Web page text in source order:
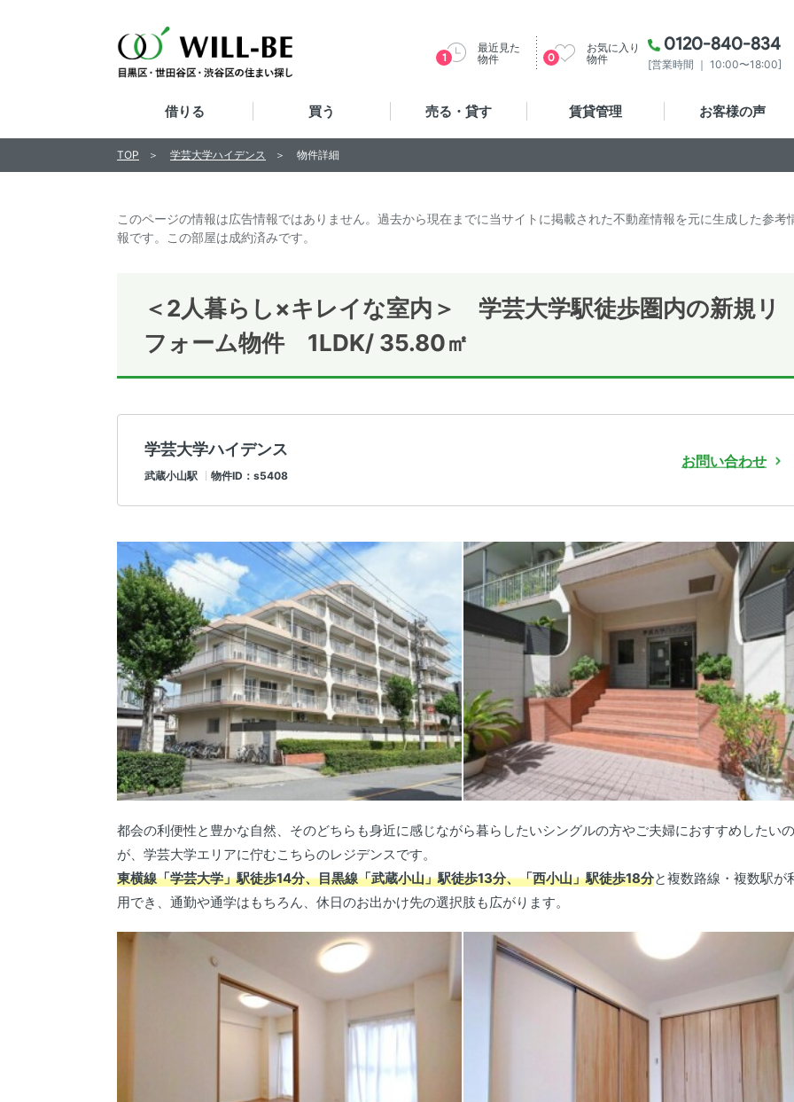
0120-840-834
[営業時間 ｜ 10:00〜18:00]
最近見た
物件
1
お気に入り
物件
0
借りる 買う 売る・貸す 賃貸管理 お客様の声
このページの情報は広告情報ではありません。過去から現在までに当サイトに掲載された不動産情報を元に生成した参考
報です。この部屋は成約済みです。
＜2人暮らし×キレイな室内＞ 学芸大学駅徒歩圏内の新規リ
フォーム物件 1LDK/ 35.80㎡
学芸大学ハイデンス
武蔵小山駅 物件ID：s5408
お問い合わせ
都会の利便性と豊かな自然、そのどちらも身近に感じながら暮らしたいシングルの方やご夫婦におすすめしたいの
が、学芸大学エリアに佇むこちらのレジデンスです。
東横線「学芸大学」駅徒歩14分、目黒線「武蔵小山」駅徒歩13分、「西小山」駅徒歩18分と複数路線・複数駅が
用でき、通勤や通学はもちろん、休日のお出かけ先の選択肢も広がります。
TOP 学芸大学ハイデンス 物件詳細